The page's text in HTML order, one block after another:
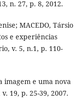
n. 27, p. 8, 2012.
MACEDO, Társio
e experiências
v. 5, n.1, p. 110-
imagem e uma nova
19, p. 25-39, 2007.